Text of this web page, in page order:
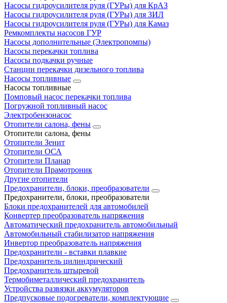
Насосы гидроусилителя руля (ГУРы) для КрАЗ
Насосы гидроусилителя руля (ГУРы) для ЗИЛ
Насосы гидроусилителя руля (ГУРы) для Камаз
Ремкомплекты насосов ГУР
Насосы дополнительные (Электропомпы)
Насосы перекачки топлива
Насосы подкачки ручные
Станции перекачки дизельного топлива
Насосы топливные
Насосы топливные
Помповый насос перекачки топлива
Погружной топливный насос
Электробензонасос
Отопители салона, фены
Отопители салона, фены
Отопители Зенит
Отопители ОСА
Отопители Планар
Отопители Прамотроник
Другие отопители
Предохранители, блоки, преобразователи
Предохранители, блоки, преобразователи
Блоки предохранителей для автомобилей
Конвертер преобразователь напряжения
Автоматический предохранитель автомобильный
Автомобильный стабилизатор напряжения
Инвертор преобразователь напряжения
Предохранители - вставки плавкие
Предохранитель цилиндрический
Предохранитель штыревой
Термобиметаллический предохранитель
Устройства развязки аккумуляторов
Предпусковые подогреватели, комплектующие